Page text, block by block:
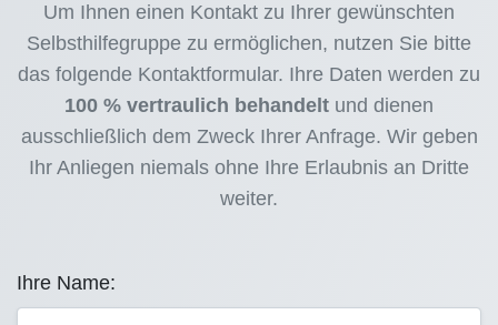
Um Ihnen einen Kontakt zu Ihrer gewünschten
Selbsthilfegruppe zu ermöglichen, nutzen Sie bitte
das folgende Kontaktformular. Ihre Daten werden zu
100 % vertraulich behandelt und dienen
ausschließlich dem Zweck Ihrer Anfrage. Wir geben
Ihr Anliegen niemals ohne Ihre Erlaubnis an Dritte
weiter.
Ihre Name: